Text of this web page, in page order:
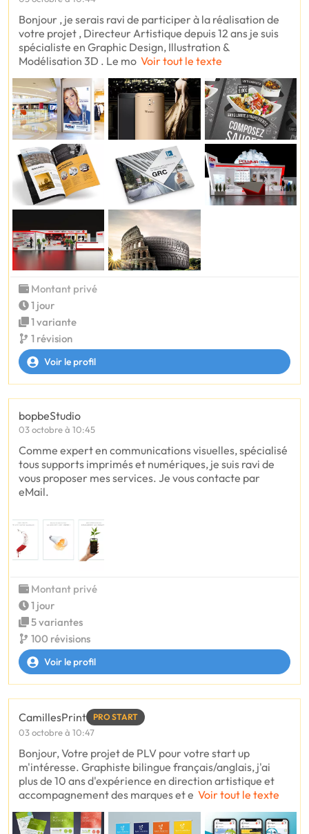
Bonjour , je serais ravi de participer à la réalisation de
votre projet , Directeur Artistique depuis 12 ans je suis
spécialiste en Graphic Design, Illustration &
Modélisation 3D . Le mo Voir tout le texte
Montant privé
1 jour
1 variante
1 révision
Voir le profil
bopbeStudio
03 octobre à 10:45
Comme expert en communications visuelles, spécialisé
tous supports imprimés et numériques, je suis ravi de
vous proposer mes services. Je vous contacte par
eMail.
Montant privé
1 jour
5 variantes
100 révisions
Voir le profil
CamillesPrint PRO START
03 octobre à 10:47
Bonjour, Votre projet de PLV pour votre start up
m'intéresse. Graphiste bilingue français/anglais, j'ai
plus de 10 ans d'expérience en direction artistique et
accompagnement des marques et e Voir tout le texte